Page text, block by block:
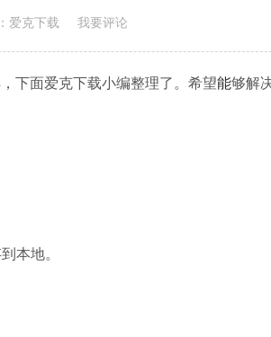
爱克下载 我要评论
下面爱克下载小编整理了。希望能够解
本地。